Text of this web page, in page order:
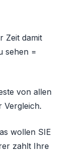
Zeit damit
sehen =
von allen
Vergleich.
wollen SIE
zahlt Ihre